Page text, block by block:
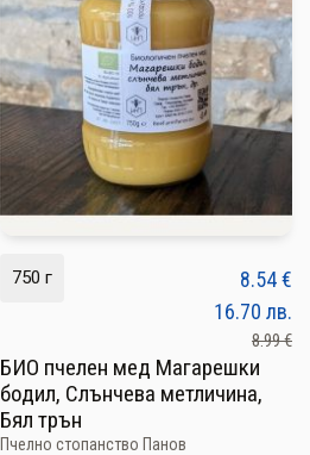
750 г 8.54€
16.70 лв.
8.99 €
БИО пчелен мед Магарешки
бодил, Слънчева метличина,
Бял трън
Пчелно стопанство Панов